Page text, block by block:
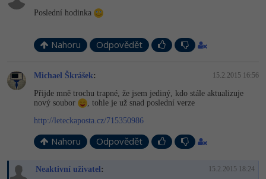
Poslední hodinka
Nahoru Odpovědět
Michael Škrášek: 15.2.2015 16:56
Přijde mně trochu trapné, že jsem jediný, kdo stále aktualizuje
nový soubor
, tohle je už snad poslední verze
http://leteckaposta.cz/715350986
Nahoru Odpovědět
Neaktivní uživatel : 15.2.2015 18:24